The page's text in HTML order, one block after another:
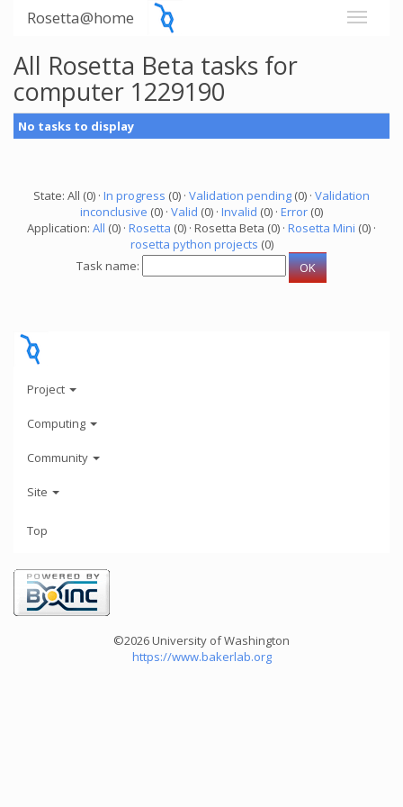
Rosetta@home
All Rosetta Beta tasks for
computer 1229190
No tasks to display
State: All (0) · In progress (0) · Validation pending (0) · Validation
inconclusive (0) · Valid (0) · Invalid (0) · Error (0)
Application: All (0) · Rosetta (0) · Rosetta Beta (0) · Rosetta Mini (0) ·
rosetta python projects (0)
Task name:
Project
Computing
Community
Site
Top
©2026 University of Washington
https://www.bakerlab.org